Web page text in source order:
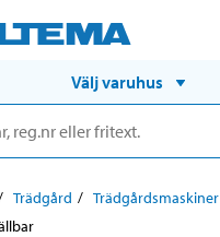
Välj varuhus
Trädgård Trädgårdsmaskiner